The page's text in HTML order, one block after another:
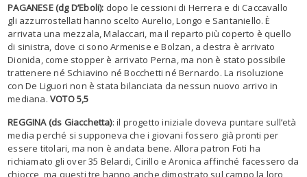
PAGANESE (dg D’Eboli): dopo le cessioni di Herrera e di Caccavallo
gli azzurrostellati hanno scelto Aurelio, Longo e Santaniello. È
arrivata una mezzala, Malaccari, ma il reparto più coperto è quello
di sinistra, dove ci sono Armenise e Bolzan, a destra è arrivato
Dionida, come stopper è arrivato Perna, ma non è stato possibile
trattenere né Schiavino né Bocchetti né Bernardo. La risoluzione
con De Liguori non è stata bilanciata da nessun nuovo arrivo in
mediana. VOTO 5,5
REGGINA (ds Giacchetta): il progetto iniziale doveva puntare sull’età
media perché si supponeva che i giovani fossero già pronti per
essere titolari, ma non è andata bene. Allora patron Foti ha
richiamato gli over 35 Belardi, Cirillo e Aronica affinché facessero da
chiocce, ma questi tre hanno anche dimostrato sul campo la loro